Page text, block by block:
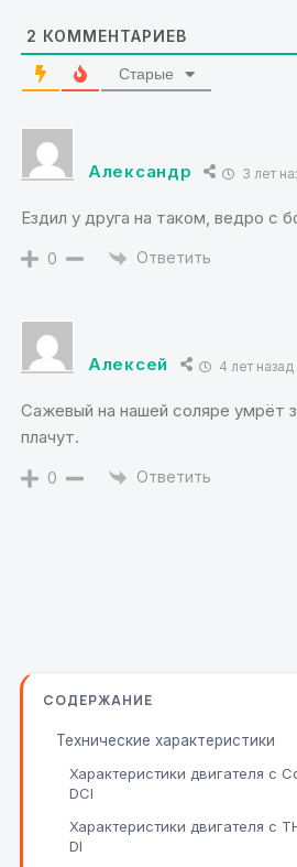
2 КОММЕНТАРИЕВ
Старые
Александр 3 лет
Ездил у друга на таком, ведро с
0 Ответить
Алексей 4 лет назад
Сажевый на нашей соляре умрёт
плачут.
0 Ответить
СОДЕРЖАНИЕ
Технические характеристики
Характеристики двигателя с
DCI
Характеристики двигателя с
DI